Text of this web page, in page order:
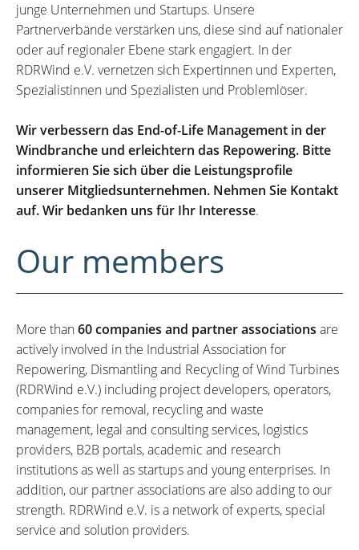
junge Unternehmen und Startups. Unsere
Partnerverbände verstärken uns, diese sind auf nationaler
oder auf regionaler Ebene stark engagiert. In der
RDRWind e.V. vernetzen sich Expertinnen und Experten,
Spezialistinnen und Spezialisten und Problemlöser.
Wir verbessern das End-of-Life Management in der
Windbranche und erleichtern das Repowering. Bitte
informieren Sie sich über die Leistungsprofile
unserer Mitgliedsunternehmen. Nehmen Sie Kontakt
auf. Wir bedanken uns für Ihr Interesse.
Our members
More than60 companies and partner associations are
actively involved in the Industrial Association for
Repowering, Dismantling and Recycling of Wind Turbines
(RDRWind e.V.) including project developers, operators,
companies for removal, recycling and waste
management, legal and consulting services, logistics
providers, B2B portals, academic and research
institutions as well as startups and young enterprises. In
addition, our partner associations are also adding to our
strength. RDRWind e.V. is a network of experts, special
service and solution providers.